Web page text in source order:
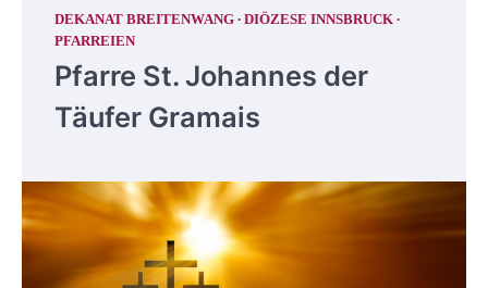
DEKANAT BREITENWANG
DIÖZESE INNSBRUCK
PFARREIEN
Pfarre St. Johannes der
Täufer Gramais